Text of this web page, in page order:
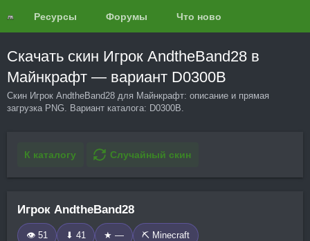
Ресурсы Форумы Что нового?
Скачать скин Игрок AndtheBand28 в
Майнкрафт — вариант D0300B
Скин Игрок AndtheBand28 для Майнкрафт: описание и прямая
загрузка PNG. Вариант каталога: D0300B.
К каталогу Случайный скин
Игрок AndtheBand28
👁 51 ⬇ 41 ★ — ⛏️ Minecraft